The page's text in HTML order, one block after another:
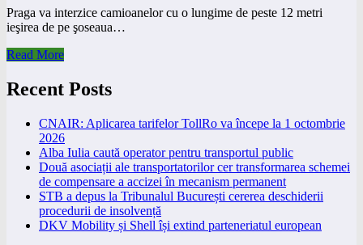
Praga va interzice camioanelor cu o lungime de peste 12 metri
ieşirea de pe şoseaua…
Read More
Recent Posts
CNAIR: Aplicarea tarifelor TollRo va începe la 1 octombrie
2026
Alba Iulia caută operator pentru transportul public
Două asociații ale transportatorilor cer transformarea schemei
de compensare a accizei în mecanism permanent
STB a depus la Tribunalul București cererea deschiderii
procedurii de insolvență
DKV Mobility și Shell își extind parteneriatul european